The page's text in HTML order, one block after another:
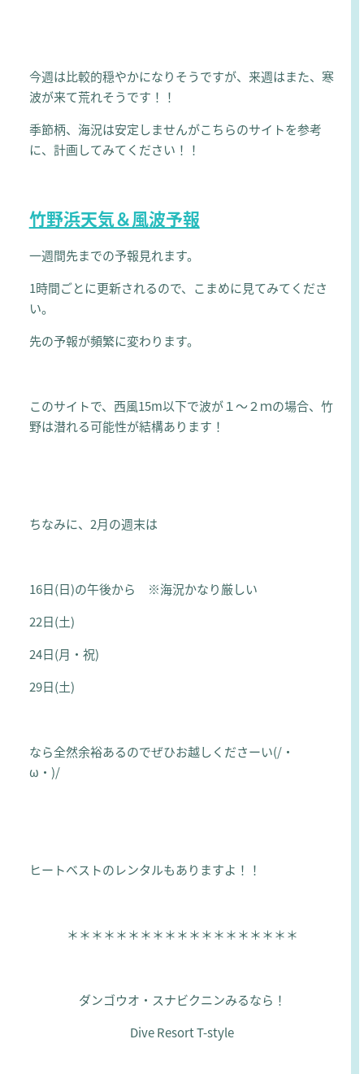
今週は比較的穏やかになりそうですが、来週はまた、寒
波が来て荒れそうです！！
季節柄、海況は安定しませんがこちらのサイトを参考
に、計画してみてください！！
竹野浜天気＆風波予報
一週間先までの予報見れます。
1時間ごとに更新されるので、こまめに見てみてくださ
い。
先の予報が頻繁に変わります。
このサイトで、西風15m以下で波が１～２ｍの場合、竹
野は潜れる可能性が結構あります！
ちなみに、2月の週末は
16日(日)の午後から ※海況かなり厳しい
22日(土)
24日(月・祝)
29日(土)
なら全然余裕あるのでぜひお越しくださーい(/・
ω・)/
ヒートベストのレンタルもありますよ！！
＊＊＊＊＊＊＊＊＊＊＊＊＊＊＊＊＊＊＊
ダンゴウオ・スナビクニンみるなら！
Dive Resort T-style